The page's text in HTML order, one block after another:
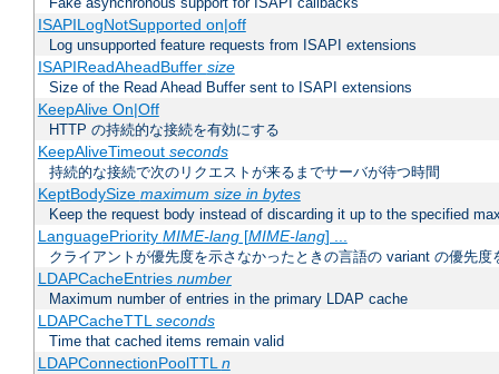
ISAPILogNotSupported on|off
Log unsupported feature requests from ISAPI extensions
ISAPIReadAheadBuffer size
Size of the Read Ahead Buffer sent to ISAPI extensions
KeepAlive On|Off
HTTP の持続的な接続を有効にする
KeepAliveTimeout seconds
持続的な接続で次のリクエストが来るまでサーバが待つ時間
KeptBodySize maximum size in bytes
Keep the request body instead of discarding it up to the specified
LanguagePriority MIME-lang[MIME-lang] ...
クライアントが優先度を示さなかったときの言語の variant の優先度
LDAPCacheEntries number
Maximum number of entries in the primary LDAP cache
LDAPCacheTTLseconds
Time that cached items remain valid
LDAPConnectionPoolTTLn